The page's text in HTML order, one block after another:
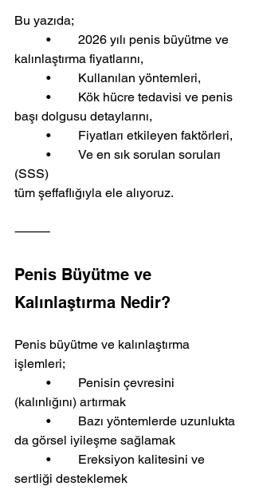
Bu yazıda;
kalınlaştırma fiyatlarını,
	•	Kullanılan yöntemleri,
başı dolgusu detaylarını,
	•	Fiyatları etkileyen faktörleri,
(SSS)
tüm şeffaflığıyla ele alıyoruz.
⸻
Penis Büyütme ve
Kalınlaştırma Nedir?
Penis büyütme ve kalınlaştırma
işlemleri;
(kalınlığını) artırmak
da görsel iyileşme sağlamak
sertliği desteklemek